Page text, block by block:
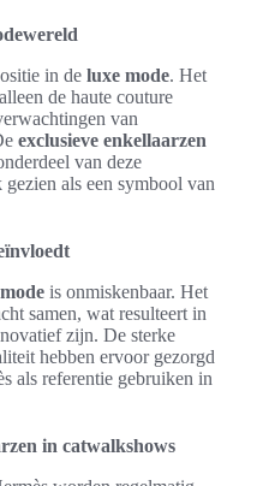
in de luxe mode. Het
de haute couture
van
exclusieve enkellaarzen
van deze
als een symbool van
is onmiskenbaar. Het
samen, wat resulteert in
zijn. De sterke
hebben ervoor gezorgd
als referentie gebruiken in
in catwalkshows